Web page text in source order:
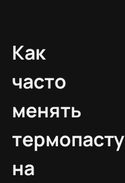
Как
часто
менять
термопасту
на